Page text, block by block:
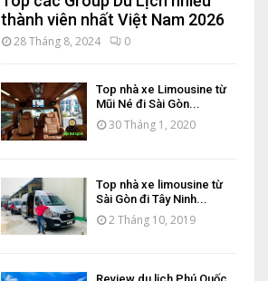
thành viên nhất Việt Nam 2026
28 Tháng 8, 2024 0
Top nhà xe Limousine từ
Mũi Né đi Sài Gòn...
30 Tháng 1, 2020
Top nhà xe limousine từ
Sài Gòn đi Tây Ninh...
2 Tháng 10, 2019